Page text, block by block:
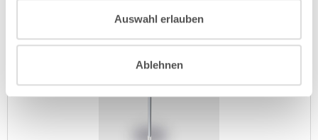
Auswahl erlauben
Ablehnen